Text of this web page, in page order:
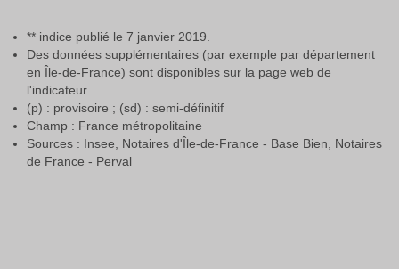
** indice publié le 7 janvier 2019.
Des données supplémentaires (par exemple par département
en Île-de-France) sont disponibles sur la page web de
l'indicateur.
(p) : provisoire ; (sd) : semi-définitif
Champ : France métropolitaine
Sources : Insee, Notaires d'Île-de-France - Base Bien, Notaires
de France - Perval